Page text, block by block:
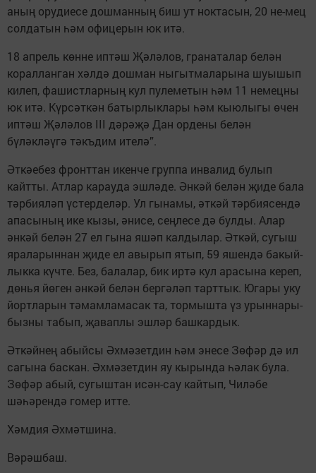
аның орудиесе дошманның биш ут ноктасын, 20 не-мец
солдатын һәм офицерын юк итә.
18 апрель көнне иптәш Җәләлов, гранаталар белән
коралланган хәлдә дошман ныгытмаларына шуышып
килеп, фашистларның кул пулеметын һәм 11 немецны
юк итә. Күрсәткән батырлыклары һәм кыюлыгы өчен
иптәш Җәләлов III дәрәҗә Дан ордены белән
бүләкләүгә тәкъдим ителә”.
Әткәебез фронттан икенче группа инвалид булып
кайтты. Атлар карауда эшләде. Әнкәй белән җиде бала
тәрбияләп үстерделәр. Ул гынамы, әткәй тәрбиясендә
апасының ике кызы, әнисе, сеңлесе дә булды. Алар
әнкәй белән 27 ел гына яшәп калдылар. Әткәй, сугыш
яраларыннан җиде ел авырып ятып, 59 яшендә бакый-
лыкка күчте. Без, балалар, бик иртә кул арасына кереп,
дөнья йөген әнкәй белән бергәләп тарттык. Югары уку
йортларын тәмамламасак та, тормышта үз урыннары-
бызны табып, җаваплы эшләр башкардык.
Әткәйнең абыйсы Әхмәзетдин һәм энесе Зөфәр дә ил
сагына баскан. Әхмәзетдин яу кырында һәлак була.
Зөфәр абый, сугыштан исән-сау кайтып, Чиләбе
шәһәрендә гомер итте.
Хәмдия Әхмәтшина.
Вәрәшбаш.